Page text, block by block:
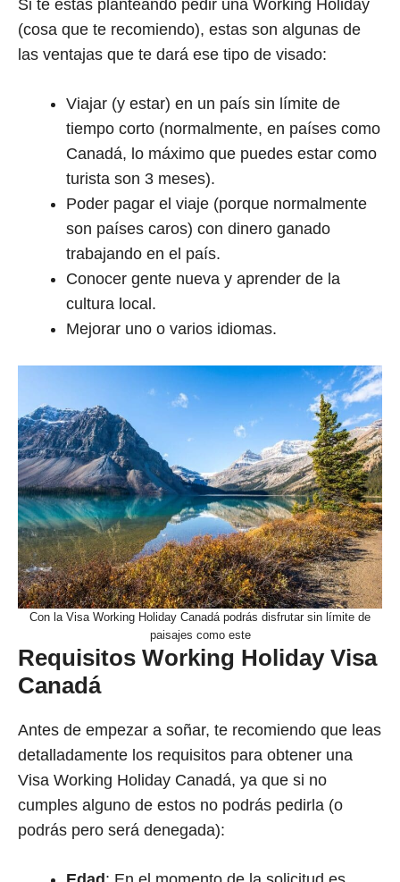
Si te estás planteando pedir una Working Holiday
(cosa que te recomiendo), estas son algunas de
las ventajas que te dará ese tipo de visado:
Viajar (y estar) en un país sin límite de
tiempo corto (normalmente, en países como
Canadá, lo máximo que puedes estar como
turista son 3 meses).
Poder pagar el viaje (porque normalmente
son países caros) con dinero ganado
trabajando en el país.
Conocer gente nueva y aprender de la
cultura local.
Mejorar uno o varios idiomas.
Con la Visa Working Holiday Canadá podrás disfrutar sin límite de
paisajes como este
Requisitos Working Holiday Visa
Canadá
Antes de empezar a soñar, te recomiendo que leas
detalladamente los requisitos para obtener una
Visa Working Holiday Canadá, ya que si no
cumples alguno de estos no podrás pedirla (o
podrás pero será denegada):